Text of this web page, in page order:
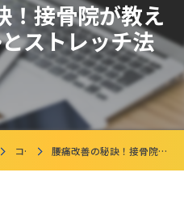
！接骨院が教え
ストレッチ法
コラム 腰痛改善の秘訣！接骨院が教える正しい姿勢とストレッチ法